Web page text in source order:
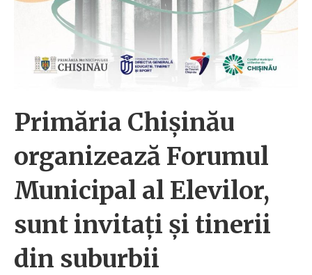
Primăria Chișinău
organizează Forumul
Municipal al Elevilor,
sunt invitați și tinerii
din suburbii